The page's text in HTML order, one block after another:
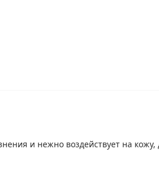
и нежно воздействует на кожу,